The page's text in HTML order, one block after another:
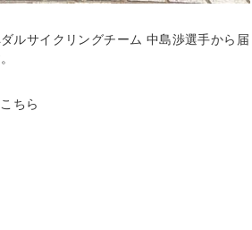
ルサイクリングチーム 中島渉選手から届
ちら